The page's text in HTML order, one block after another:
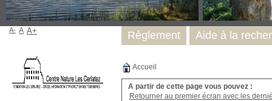
Accueil
A partir de cette page vous pouvez :
Retourner au premier écran avec les
Règlement Aide à la
A- A A+